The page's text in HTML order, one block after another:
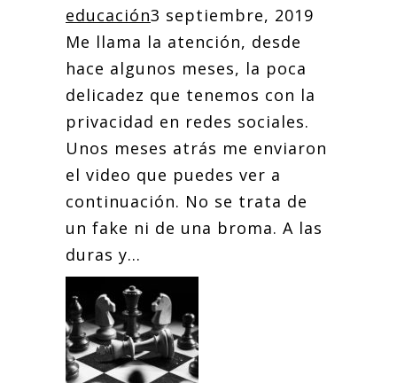
educación3 septiembre, 2019
Me llama la atención, desde
hace algunos meses, la poca
delicadez que tenemos con la
privacidad en redes sociales.
Unos meses atrás me enviaron
el video que puedes ver a
continuación. No se trata de
un fake ni de una broma. A las
duras y...